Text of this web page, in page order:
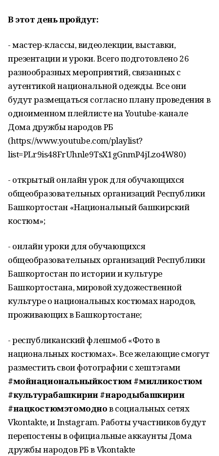
В этот день пройдут:
- мастер-классы, видеолекции, выставки,
презентации и уроки. Всего подготовлено 26
разнообразных мероприятий, связанных с
аутентикой национальной одежды. Все они
будут размещаться согласно плану проведения в
одноименном плейлисте на Youtube-канале
Дома дружбы народов РБ
(https://www.youtube.com/playlist?
list=PLr9is48FrUhnle9TsX1gGnmP4jLzo4W80)
- открытый онлайн урок для обучающихся
общеобразовательных организаций Республики
Башкортостан «Национальный башкирский
костюм»;
- онлайн уроки для обучающихся
общеобразовательных организаций Республики
Башкортостан по истории и культуре
Башкортостана, мировой художественной
культуре о национальных костюмах народов,
проживающих в Башкортостане;
- республиканский флешмоб «Фото в
национальных костюмах». Все желающие смогут
разместить свои фотографии с хештэгами
#мойнациональныйкостюм #милликостюм
#культурабашкирии #народыбашкирии
#нацкостюмэтомоднов социальных сетях
Vkontakte, и Instagram. Работы участников будут
перепостены в официальные аккаунты Дома
дружбы народов РБ в Vkontakte